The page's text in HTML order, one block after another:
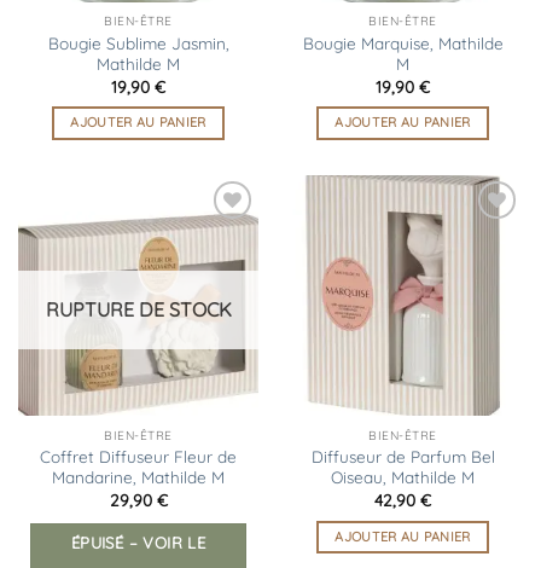
BIEN-ÊTRE
Bougie Sublime Jasmin,
Mathilde M
19,90 €
AJOUTER AU PANIER
BIEN-ÊTRE
Bougie Marquise, Mathilde
M
19,90 €
AJOUTER AU PANIER
liste
d’envies
RUPTURE DE STOCK
BIEN-ÊTRE
Coffret Diffuseur Fleur de
Mandarine, Mathilde M
29,90 €
ÉPUISÉ – VOIR LE
BIEN-ÊTRE
Diffuseur de Parfum Bel
Oiseau, Mathilde M
42,90 €
AJOUTER AU PANIER